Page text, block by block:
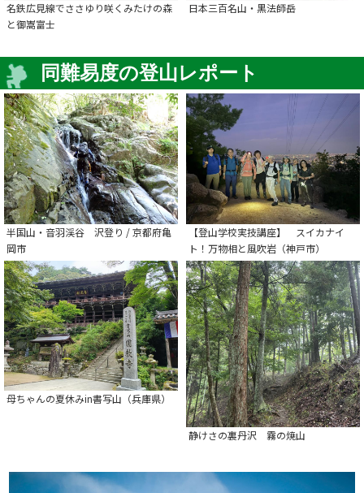
名鉄広見線でささゆり咲くみたけの森
と御嵩富士
日本三百名山・黒法師岳
同難易度の登山レポート
半国山・音羽渓谷 沢登り / 京都府亀
岡市
【登山学校実技講座】 スイカナイ
ト！万物相と風吹岩（神戸市）
母ちゃんの夏休みin書写山（兵庫県）
静けさの裏丹沢 霧の焼山